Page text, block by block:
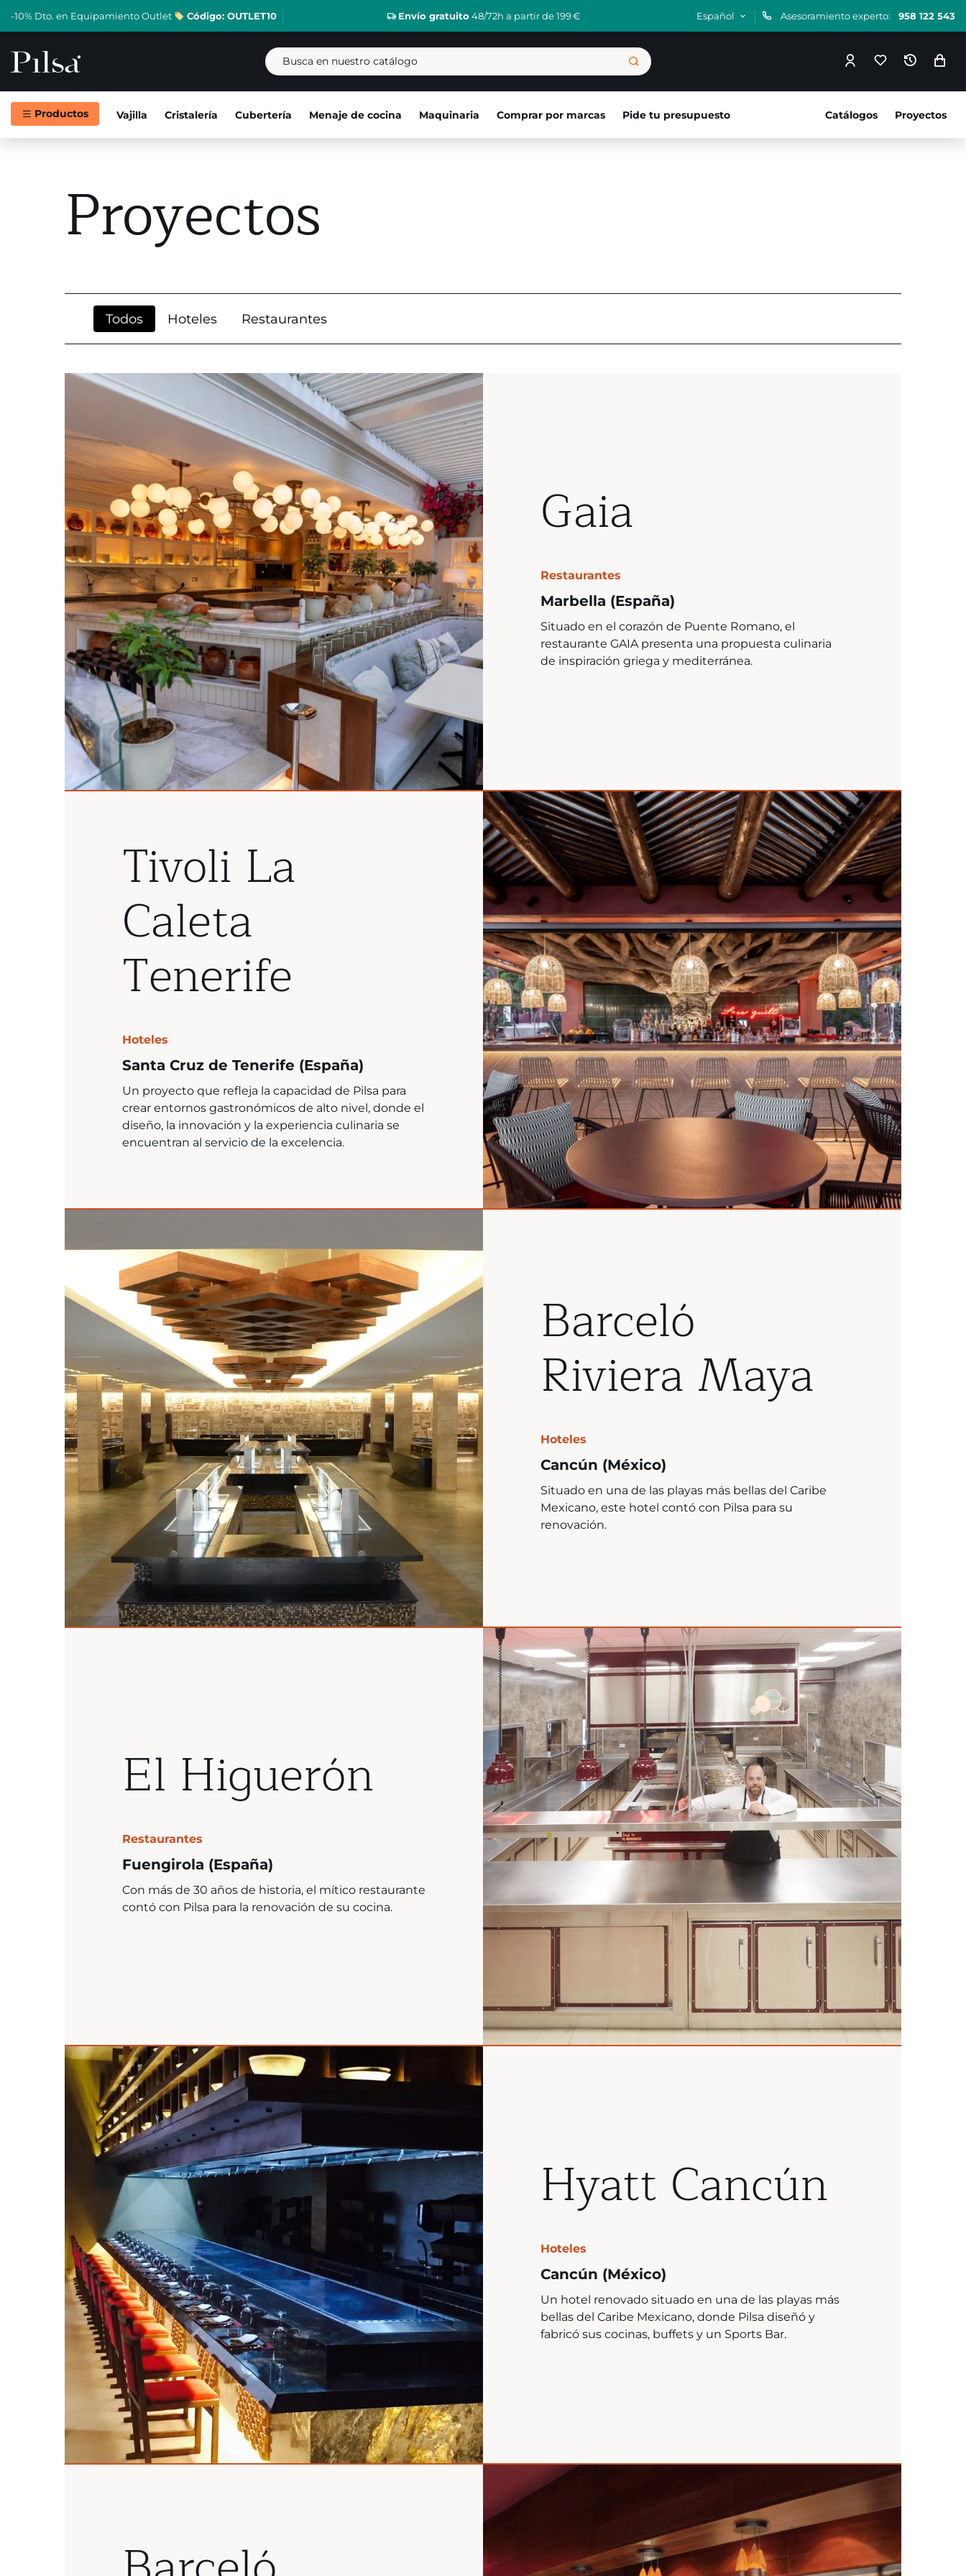
-10% Dto. en Equipamiento Outlet Código: OUTLET10 Envío gratuito 48/72h a partir de 199 € Español Asesoramiento experto: 958 122 543
Productos Vajilla Cristalería Cubertería Menaje de cocina Maquinaria Comprar por marcas Pide tu presupuesto Proyectos
Catálogos
Proyectos
Todos Hoteles Restaurantes
Gaia
Restaurantes
Marbella (España)
Situado en el corazón de Puente Romano, el
restaurante GAIA presenta una propuesta culinaria
de inspiración griega y mediterránea.
Tivoli La
Caleta
Tenerife
Hoteles
Santa Cruz de Tenerife (España)
Un proyecto que refleja la capacidad de Pilsa para
crear entornos gastronómicos de alto nivel, donde el
diseño, la innovación y la experiencia culinaria se
encuentran al servicio de la excelencia.
Barceló
Riviera Maya
Hoteles
Cancún (México)
Situado en una de las playas más bellas del Caribe
Mexicano, este hotel contó con Pilsa para su
renovación.
El Higuerón
Restaurantes
Fuengirola (España)
Con más de 30 años de historia, el mítico restaurante
contó con Pilsa para la renovación de su cocina.
Hyatt Cancún
Hoteles
Cancún (México)
Un hotel renovado situado en una de las playas más
bellas del Caribe Mexicano, donde Pilsa diseñó y
fabricó sus cocinas, buffets y un Sports Bar.